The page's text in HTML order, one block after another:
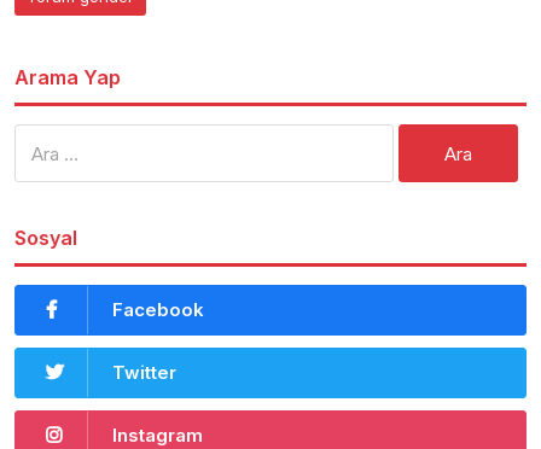
Arama Yap
Sosyal
Facebook
Twitter
Instagram